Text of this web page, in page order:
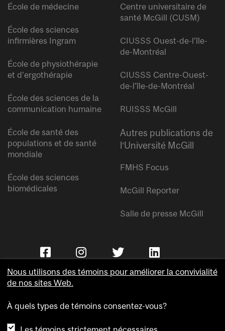
École de médecine
École des sciences
infirmières Ingram
École de physiothérapie
et d’ergothérapie
École des sciences de la
communication humaine
École de santé des
populations et de santé
mondiale
École des sciences
biomédicales
Centre universitaire de
santé McGill (CUSM)
CIUSSS Ouest-de-l’île-
de-Montréal
CIUSSS Centre-Ouest-
de-l’île-de-Montréal
RUISSS McGill
Autres publications de
l’Université McGill
FMHS Focus
McGill Reporter
Salle de presse McGill
Nous utilisons des témoins pour améliorer la convivialité
de nos sites Web.
À quels types de témoins consentez-vous?